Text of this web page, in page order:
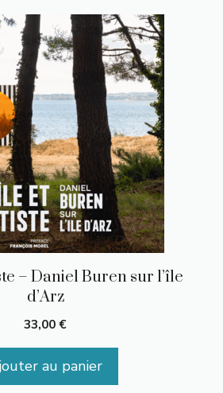
– Daniel Buren sur l’île
d’Arz
33,00€
au panier